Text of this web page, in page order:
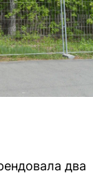
два